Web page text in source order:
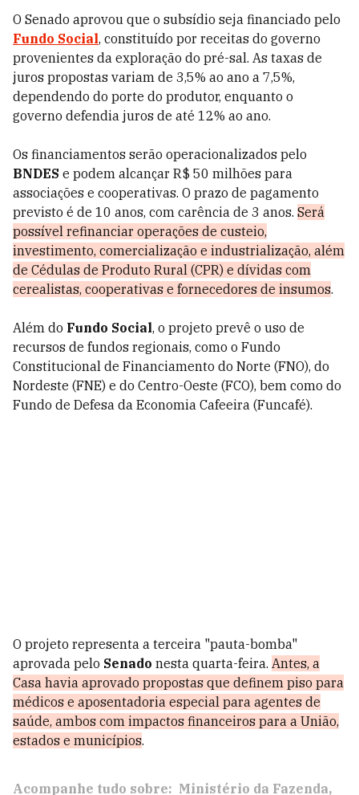
O Senado aprovou que o subsídio seja financiado pelo
Fundo Social, constituído por receitas do governo
provenientes da exploração do pré-sal. As taxas de
juros propostas variam de 3,5% ao ano a 7,5%,
dependendo do porte do produtor, enquanto o
governo defendia juros de até 12% ao ano.
Os financiamentos serão operacionalizados pelo
BNDES e podem alcançar R$ 50 milhões para
associações e cooperativas. O prazo de pagamento
previsto é de 10 anos, com carência de 3 anos. Será
possível refinanciar operações de custeio,
investimento, comercialização e industrialização, além
de Cédulas de Produto Rural (CPR) e dívidas com
cerealistas, cooperativas e fornecedores de insumos.
Além do Fundo Social, o projeto prevê o uso de
recursos de fundos regionais, como o Fundo
Constitucional de Financiamento do Norte (FNO), do
Nordeste (FNE) e do Centro-Oeste (FCO), bem como do
Fundo de Defesa da Economia Cafeeira (Funcafé).
O projeto representa a terceira "pauta-bomba"
aprovada pelo Senado nesta quarta-feira. Antes, a
Casa havia aprovado propostas que definem piso para
médicos e aposentadoria especial para agentes de
saúde, ambos com impactos financeiros para a União,
estados e municípios.
Acompanhe tudo sobre: Ministério da Fazenda